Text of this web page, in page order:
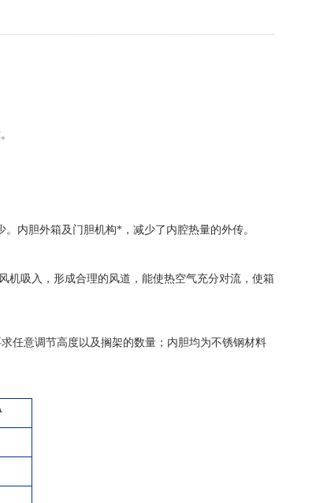
内胆外箱及门胆机构*，减少了内腔热量的外传。
机吸入，形成合理的风道，能使热空气充分对流，使箱
任意调节高度以及搁架的数量；内胆均为不锈钢材料